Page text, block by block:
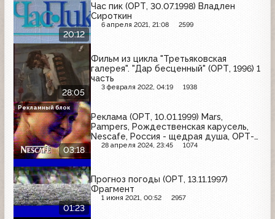
20:12
Час пик (ОРТ, 30.07.1998) Владлен
Сироткин
6 апреля 2021, 21:08 2599
28:05
Фильм из цикла "Третьяковская
галерея". "Дар бесценный" (ОРТ, 1996) 1
часть
3 февраля 2022, 04:19 1938
03:18
Реклама (ОРТ, 10.01.1999) Mars,
Pampers, Рождественская карусель,
Nescafe, Россия - щедрая душа, ОРТ-
Рекордс, Наше радио
28 апреля 2024, 23:45 1074
Рекламный блок
01:23
Прогноз погоды (ОРТ, 13.11.1997)
Фрагмент
1 июня 2021, 00:52 2957